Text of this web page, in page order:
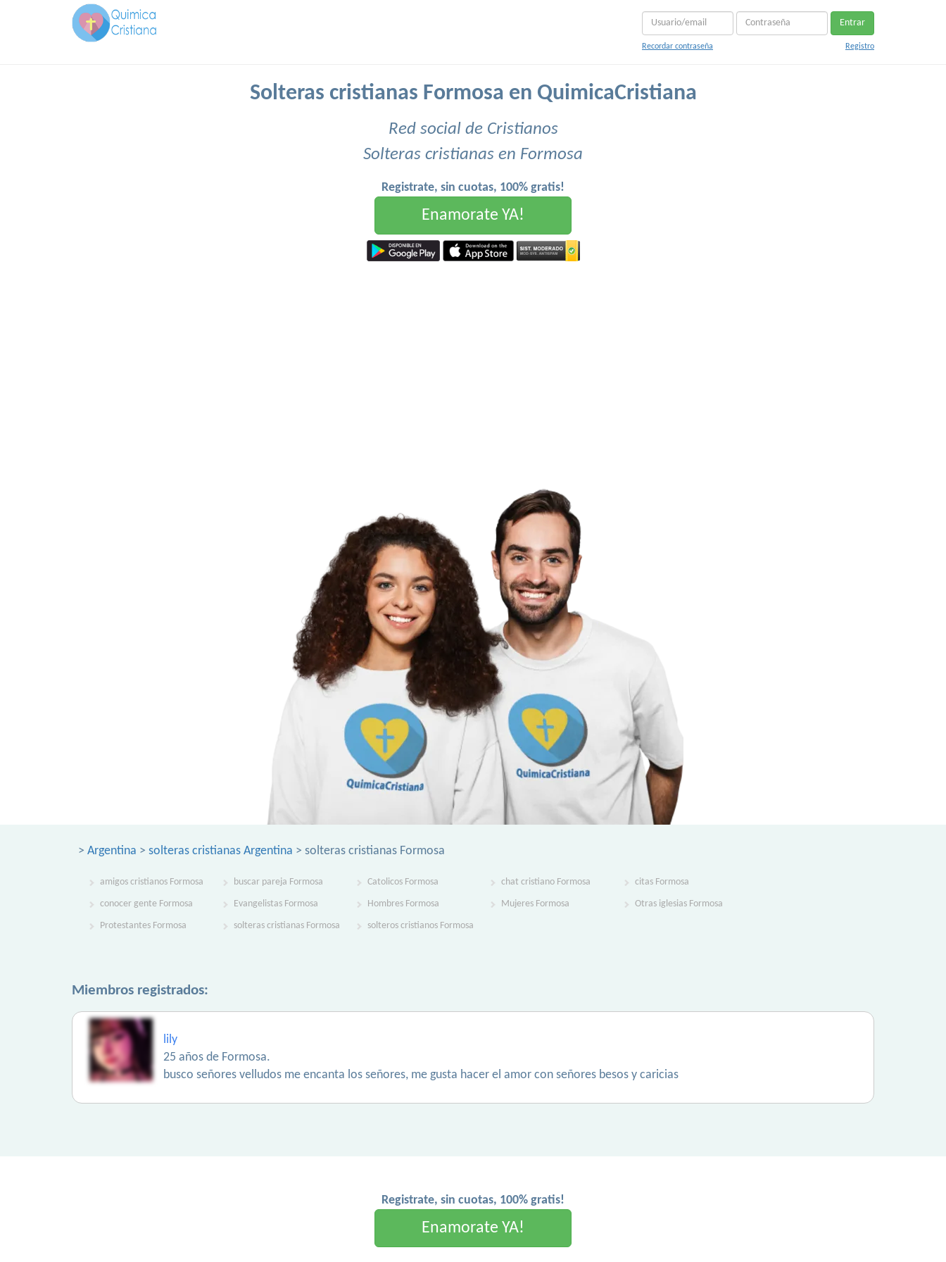
Entrar
Recordar contraseña Registro
Solteras cristianas Formosa en QuimicaCristiana
Red social de Cristianos
Solteras cristianas en Formosa
Registrate, sin cuotas, 100% gratis!
Enamorate YA!
> Argentina > solteras cristianas Argentina > solteras cristianas Formosa
amigos cristianos Formosa buscar pareja Formosa Catolicos Formosa chat cristiano Formosa citas Formosa
conocer gente Formosa Evangelistas Formosa Hombres Formosa Mujeres Formosa Otras iglesias Formosa
Protestantes Formosa solteras cristianas Formosa solteros cristianos Formosa
Miembros registrados:
lily
25 años de Formosa.
busco señores velludos me encanta los señores, me gusta hacer el amor con señores besos y caricias
Registrate, sin cuotas, 100% gratis!
Enamorate YA!